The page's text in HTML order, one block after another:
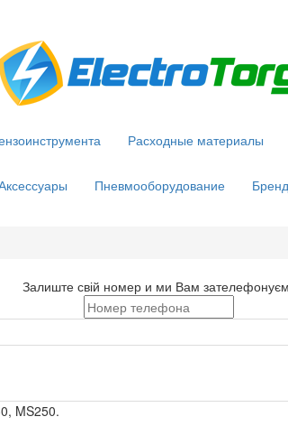
Расходные материалы
Пневмооборудование
Залиште свій номер и ми Вам
MS250.